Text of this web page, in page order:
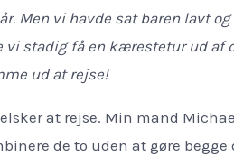
Men vi havde sat baren lavt
vi stadig få en kærestetur ud af
ud at rejse!
at rejse. Min mand
de to uden at gøre